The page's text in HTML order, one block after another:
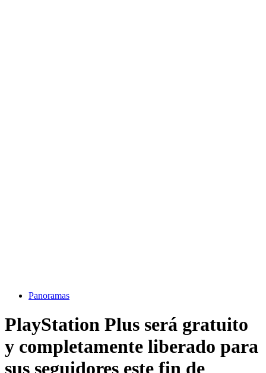
Panoramas
PlayStation Plus será gratuito
y completamente liberado para
sus seguidores este fin de